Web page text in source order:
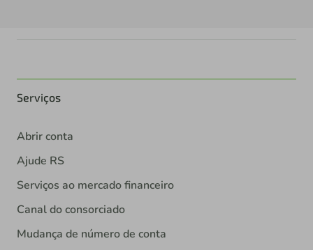
Serviços
Abrir conta
Ajude RS
Serviços ao mercado financeiro
Canal do consorciado
Mudança de número de conta